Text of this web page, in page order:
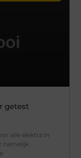
getest
alle elektra in
namelijk